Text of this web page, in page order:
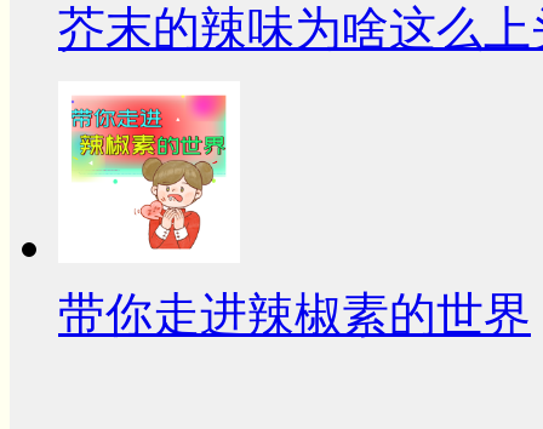
芥末的辣味为啥这么上
带你走进辣椒素的世界